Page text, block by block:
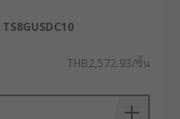
TS8GUSDC10
THB2,572.93/ชิ้น